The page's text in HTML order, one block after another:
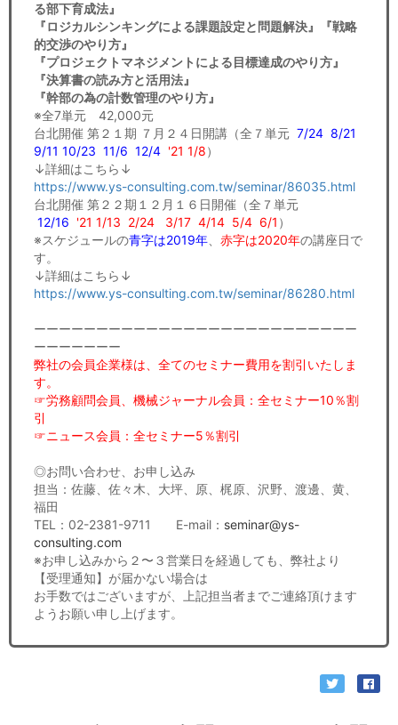
る部下育成法』
『ロジカルシンキングによる課題設定と問題解決』『戦略
的交渉のやり方』
『プロジェクトマネジメントによる目標達成のやり方』
『決算書の読み方と活用法』
『幹部の為の計数管理のやり方』
※全7単元 42,000元
台北開催 第２１期 ７月２４日開講（全７単元 7/24 8/21
9/11 10/23 11/6 12/4 '21 1/8）
↓詳細はこちら↓
https://www.ys-consulting.com.tw/seminar/86035.html
台北開催 第２２期１２月１６日開催（全７単元
12/16 '21 1/13 2/24 3/17 4/14 5/4 6/1 ）
※スケジュールの青字は2019年 赤字は2020年の講座日で
す。
↓詳細はこちら↓
https://www.ys-consulting.com.tw/seminar/86280.html
ーーーーーーーーーーーーーーーーーーーーーーーーーー
ーーーーーーー
弊社の会員企業様は、全てのセミナー費用を割引いたしま
す。
☞労務顧問会員、機械ジャーナル会員：全セミナー10％割
引
☞ニュース会員：全セミナー5％割引
◎お問い合わせ、お申し込み
担当：佐藤、佐々木、大坪、原、梶原、沢野、渡邊、黄、
福田
TEL：02-2381-9711 E-mail： seminar@ys-
consulting.com
※お申し込みから２〜３営業日を経過しても、弊社より
【受理通知】が届かない場合は
お手数ではございますが、上記担当者までご連絡頂けます
ようお願い申し上げます。